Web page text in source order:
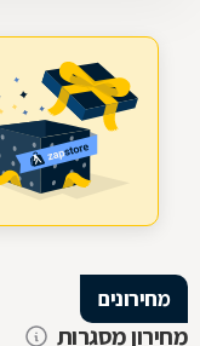
מחירונים
מחירון מסגרות